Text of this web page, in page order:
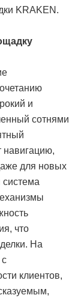
KRAKEN.
и
сотнями
навигацию,
для новых
система
что
На
клиентов,